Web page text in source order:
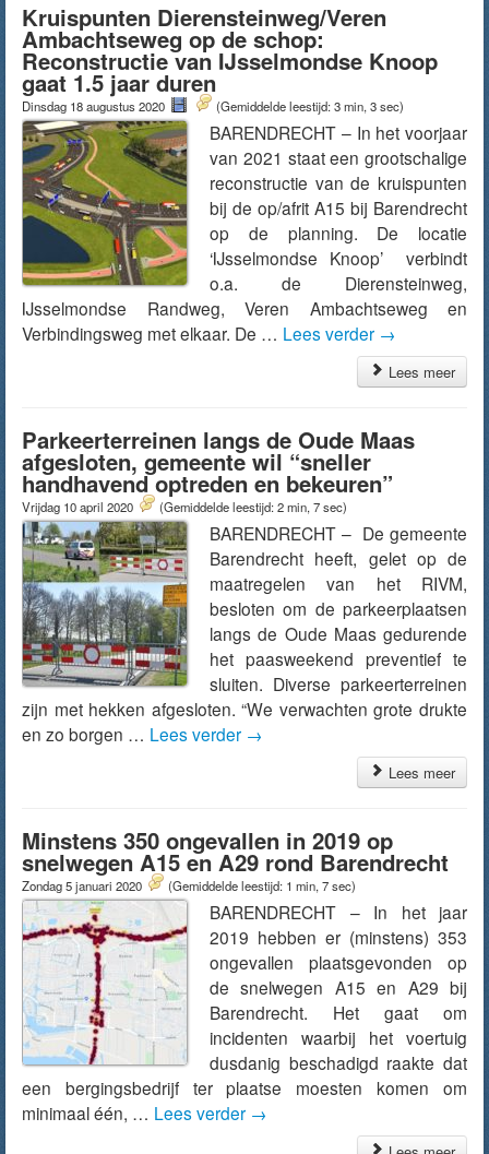
Kruispunten Dierensteinweg/Veren
Ambachtseweg op de schop:
Reconstructie van IJsselmondse Knoop
gaat 1.5 jaar duren
Dinsdag 18 augustus 2020 (Gemiddelde leestijd: 3 min, 3 sec)
BARENDRECHT – In het voorjaar
van 2021 staat een grootschalige
reconstructie van de kruispunten
bij de op/afrit A15 bij Barendrecht
op de planning. De locatie
‘IJsselmondse Knoop’ verbindt
o.a. de Dierensteinweg,
IJsselmondse Randweg, Veren Ambachtseweg en
Verbindingsweg met elkaar. De … Lees verder →
Lees meer
Parkeerterreinen langs de Oude Maas
afgesloten, gemeente wil “sneller
handhavend optreden en bekeuren”
Vrijdag 10 april 2020 (Gemiddelde leestijd: 2 min, 7 sec)
BARENDRECHT – De gemeente
Barendrecht heeft, gelet op de
maatregelen van het RIVM,
besloten om de parkeerplaatsen
langs de Oude Maas gedurende
het paasweekend preventief te
sluiten. Diverse parkeerterreinen
zijn met hekken afgesloten. “We verwachten grote drukte
en zo borgen … Lees verder →
Lees meer
Minstens 350 ongevallen in 2019 op
snelwegen A15 en A29 rond Barendrecht
Zondag 5 januari 2020 (Gemiddelde leestijd: 1 min, 7 sec)
BARENDRECHT – In het jaar
2019 hebben er (minstens) 353
ongevallen plaatsgevonden op
de snelwegen A15 en A29 bij
Barendrecht. Het gaat om
incidenten waarbij het voertuig
dusdanig beschadigd raakte dat
een bergingsbedrijf ter plaatse moesten komen om
minimaal één, … Lees verder →